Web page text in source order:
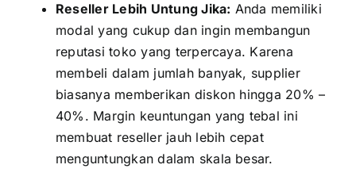
Reseller Lebih Untung Jika: Anda memiliki
modal yang cukup dan ingin membangun
reputasi toko yang terpercaya. Karena
membeli dalam jumlah banyak, supplier
biasanya memberikan diskon hingga 20% –
40%. Margin keuntungan yang tebal ini
membuat reseller jauh lebih cepat
menguntungkan dalam skala besar.